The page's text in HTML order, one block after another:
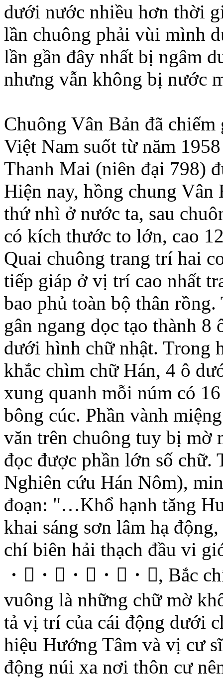
dưới nước nhiều hơn thời
lần chuông phải vùi mình
lần gần đây nhất bị ngâm
nhưng vẫn không bị nước
Chuông Vân Bản đã
Việt Nam suốt từ năm
Thanh Mai (niên đại 798)
Hiện nay, hồng chung
thứ nhì ở nước ta, sau
có kích thước to lớn, cao
Quai chuông trang trí hai
tiếp giáp ở vị trí cao nhất
bao phủ toàn bộ thân
gân ngang dọc tạo thành
dưới hình chữ nhật. Trong
khắc chìm chữ Hán, 4 ô
xung quanh mỗi núm có
bông cúc. Phần vành
văn trên chuông tuy bị mờ
đọc được phần lớn số
Nghiên cứu Hán Nôm),
đoạn: "…Khổ hạnh tăng
khai sáng sơn lâm hạ
chí biên hải thạch đầu vi
・・・・・, Bắc
vuông là những chữ mờ
tả vị trí của cái động dưới
hiệu Hướng Tâm và vị cư
động núi xa nơi thôn cư